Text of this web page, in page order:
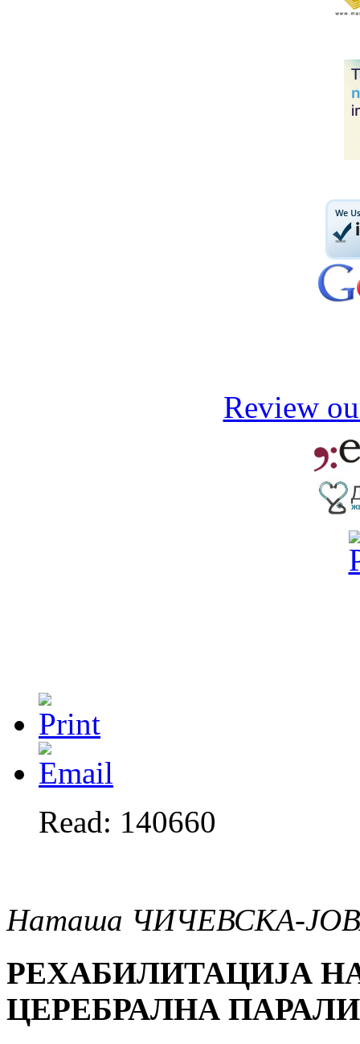
Review
Read: 140660
Наташа ЧИЧЕВСКА-
РЕХАБИЛИТАЦИЈА
ЦЕРЕБРАЛНА